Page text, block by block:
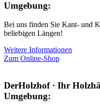
Umgebung:
Bei uns finden Sie Kant- und
beliebigen Längen!
Weitere Informationen
Zum Online-Shop
DerHolzhof · Ihr
Umgebung: